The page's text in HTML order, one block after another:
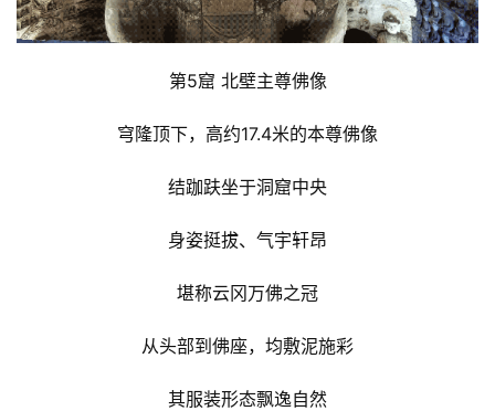
第5窟 北壁主尊佛像
穹隆顶下，高约17.4米的本尊佛像
结跏趺坐于洞窟中央
身姿挺拔、气宇轩昂
堪称云冈万佛之冠
从头部到佛座，均敷泥施彩
其服装形态飘逸自然